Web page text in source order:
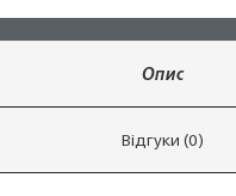
Опис
Відгуки (0)